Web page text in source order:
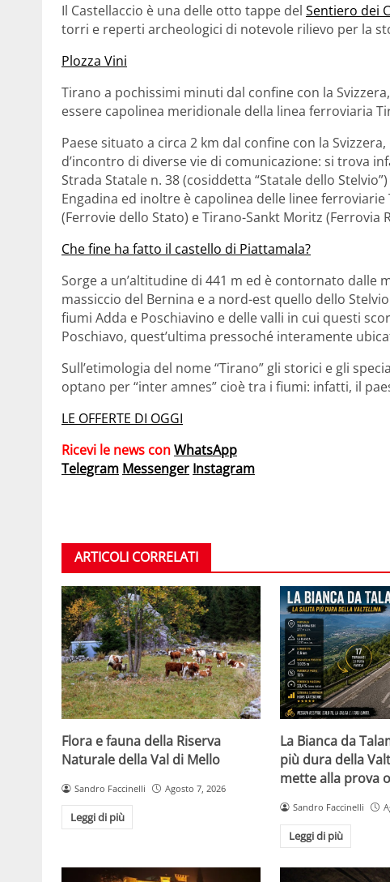
Il Castellaccio è una delle otto tappe del Sentiero dei
torri e reperti archeologici di notevole rilievo per la
Plozza Vini
Tirano a pochissimi minuti dal confine con la
essere capolinea meridionale della linea ferroviaria
Paese situato a circa 2 km dal confine con la
d’incontro di diverse vie di comunicazione: si trova
Strada Statale n. 38 (cosiddetta “Statale dello
Engadina ed inoltre è capolinea delle linee
(Ferrovie dello Stato) e Tirano-Sankt Moritz (Ferrovia
Che fine ha fatto il castello di Piattamala?
Sorge a un’altitudine di 441 m ed è contornato dalle
massiccio del Bernina e a nord-est quello dello
fiumi Adda e Poschiavino e delle valli in cui questi
Poschiavo, quest’ultima pressoché interamente
Sull’etimologia del nome “Tirano” gli storici e gli
optano per “inter amnes” cioè tra i fiumi: infatti, il
LE OFFERTE DI OGGI
Ricevi le news conWhatsApp
Telegram Messenger Instagram
ARTICOLI CORRELATI
Flora e fauna della Riserva
Naturale della Val di Mello
Sandro Faccinelli Agosto 7, 2026
Leggi di più
La Bianca da
più dura della
mette alla prova
Sandro Faccinelli
Leggi di più